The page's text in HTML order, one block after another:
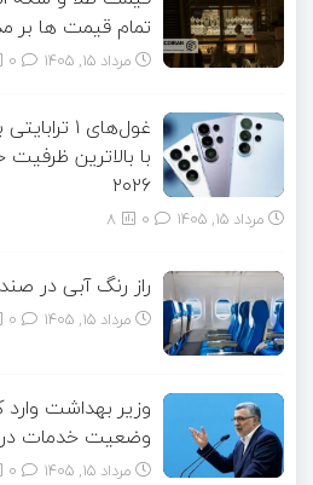
تمام قیمت ها بر
مرداد ۱۵, ۱۴۰۵
غول‌های ۱
با بالاترین
۲۰۲۶
مرداد ۱۵, ۱۴۰۵ 8
راز رنگ آبی در
مرداد ۱۵, ۱۴۰۵
وزیر بهداشت
وضعیت خدمات
مرداد ۱۵, ۱۴۰۵